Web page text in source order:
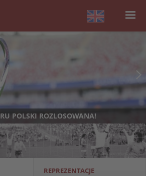
POLSKI ROZLOSOWANA!
REPREZENTACJE